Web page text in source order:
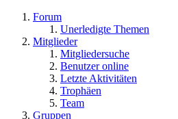
Forum
Unerledigte Themen
Mitglieder
Mitgliedersuche
Benutzer online
Letzte Aktivitäten
Trophäen
Team
Gruppen